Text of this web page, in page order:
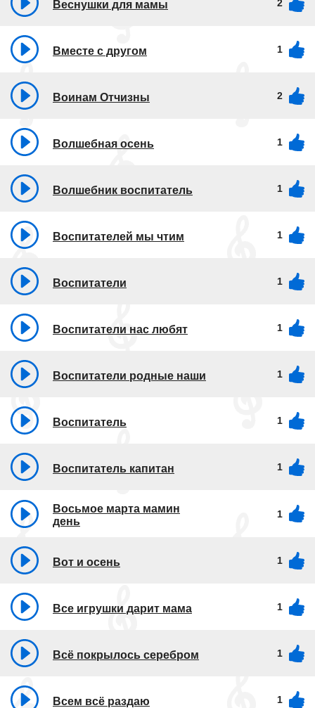
Веснушки для мамы 2
Вместе с другом 1
Воинам Отчизны 2
Волшебная осень 1
Волшебник воспитатель 1
Воспитателей мы чтим 1
Воспитатели 1
Воспитатели нас любят 1
Воспитатели родные наши 1
Воспитатель 1
Воспитатель капитан 1
Восьмое марта мамин
день
1
Вот и осень 1
Все игрушки дарит мама 1
Всё покрылось серебром 1
Всем всё раздаю 1